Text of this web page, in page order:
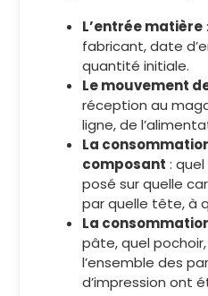
L’entrée matière
fabricant, date
quantité initiale.
Le mouvement
réception au
ligne, de
La
composant :
posé sur quelle
par quelle tête, à
La
pâte, quel
l’ensemble des
d’impression ont